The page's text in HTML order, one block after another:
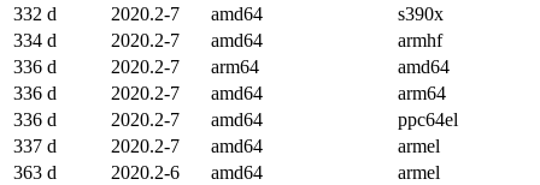
332 d
2020.2-7 amd64
s390x
334 d
2020.2-7 amd64
armhf
336 d
2020.2-7 arm64
amd64
336 d
2020.2-7 amd64
arm64
336 d
2020.2-7 amd64
ppc64el
337 d
2020.2-7 amd64
armel
363 d
2020.2-6 amd64
armel